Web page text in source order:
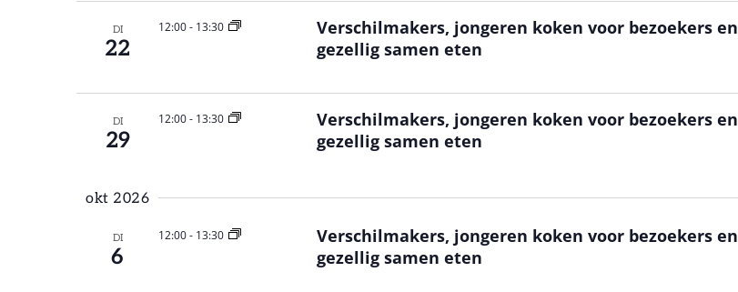
DI
22
12:00- 13:30
Verschilmakers, jongeren koken voor bezoekers en
gezellig samen eten
DI
29
12:00- 13:30
Verschilmakers, jongeren koken voor bezoekers en
gezellig samen eten
okt 2026
DI
6
12:00- 13:30
Verschilmakers, jongeren koken voor bezoekers en
gezellig samen eten